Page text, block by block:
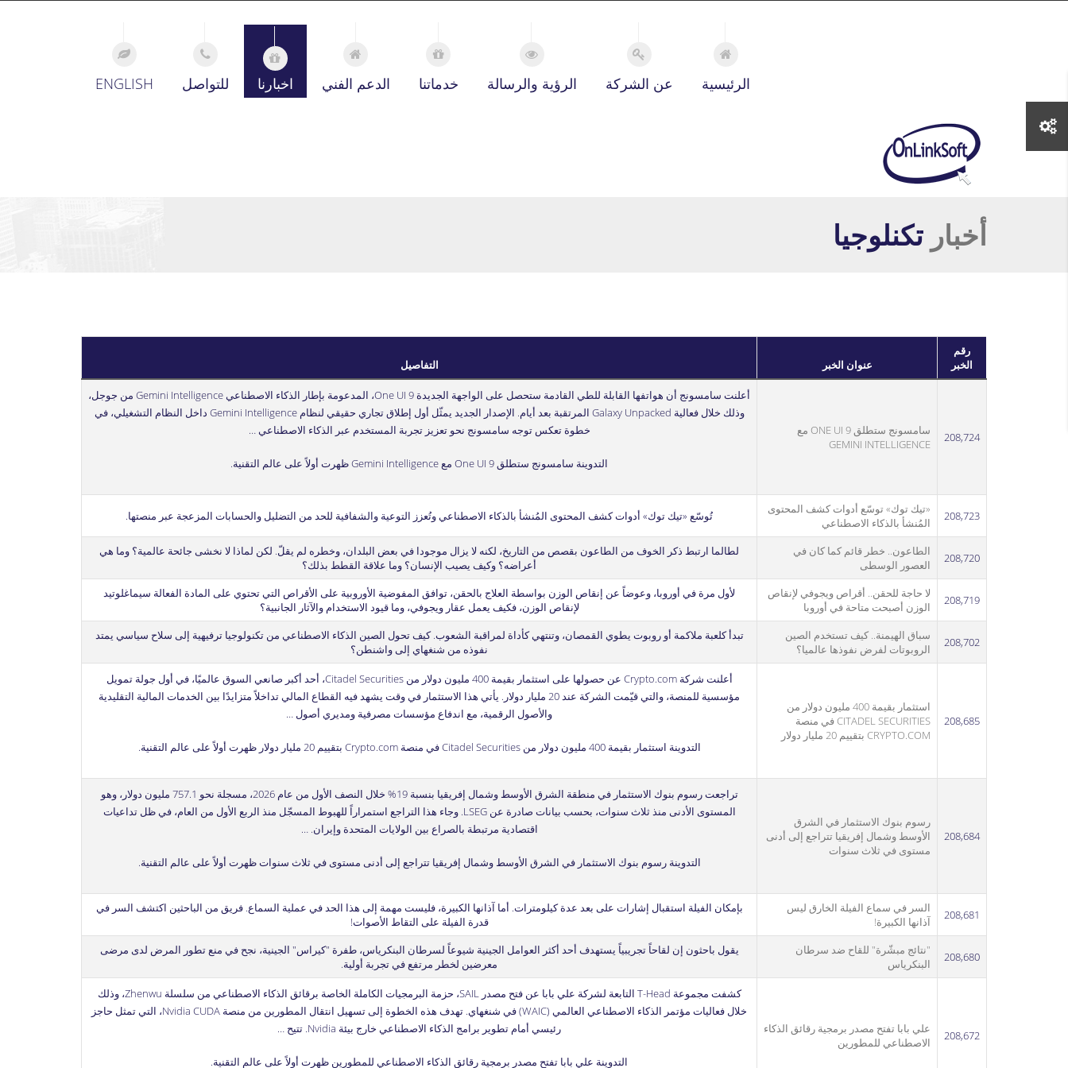
ENGLISH للتواصل اخبارنا الدعم الفني خدماتنا الرؤية والرسالة عن الشركة الرئيسية
أخبار تكنلوجيا
رقم
الخبر
عنوان الخبر التفاصيل
208,724
سامسونج ستطلق ONE UI 9 مع
GEMINI INTELLIGENCE
أعلنت سامسونج أن هواتفها القابلة للطي القادمة ستحصل على الواجهة الجديدة One UI 9، المدعومة بإطار الذكاء الاصطناعي Gemini Intelligence من جوجل،
وذلك خلال فعالية Galaxy Unpacked المرتقبة بعد أيام. الإصدار الجديد يمثّل أول إطلاق تجاري حقيقي لنظام Gemini Intelligence داخل النظام التشغيلي، في
خطوة تعكس توجه سامسونج نحو تعزيز تجربة المستخدم عبر الذكاء الاصطناعي …
التدوينة سامسونج ستطلق One UI 9 مع Gemini Intelligence ظهرت أولاً على عالم التقنية.
208,723
«تيك توك» توسّع أدوات كشف المحتوى
المُنشأ بالذكاء الاصطناعي
تُوسّع «تيك توك» أدوات كشف المحتوى المُنشأ بالذكاء الاصطناعي وتُعزز التوعية والشفافية للحد من التضليل والحسابات المزعجة عبر منصتها.
208,720
الطاعون.. خطر قائم كما كان في
العصور الوسطى
لطالما ارتبط ذكر الخوف من الطاعون بقصص من التاريخ، لكنه لا يزال موجودا في بعض البلدان، وخطره لم يقلّ. لكن لماذا لا نخشى جائحة عالمية؟ وما هي
أعراضه؟ وكيف يصيب الإنسان؟ وما علاقة القطط بذلك؟
208,719
لا حاجة للحقن.. أقراص ويجوفي لإنقاص
الوزن أصبحت متاحة في أوروبا
لأول مرة في أوروبا، وعوضاً عن إنقاص الوزن بواسطة العلاج بالحقن، توافق المفوضية الأوروبية على الأقراص التي تحتوي على المادة الفعالة سيماغلوتيد
لإنقاص الوزن، فكيف يعمل عقار ويجوفي، وما قيود الاستخدام والآثار الجانبية؟
208,702
سباق الهيمنة.. كيف تستخدم الصين
الروبوتات لفرض نفوذها عالميا؟
تبدأ كلعبة ملاكمة أو روبوت يطوي القمصان، وتنتهي كأداة لمراقبة الشعوب. كيف تحول الصين الذكاء الاصطناعي من تكنولوجيا ترفيهية إلى سلاح سياسي يمتد
نفوذه من شنغهاي إلى واشنطن؟
208,685
استثمار بقيمة 400 مليون دولار من
CITADEL SECURITIES في منصة
CRYPTO.COM بتقييم 20 مليار دولار
أعلنت شركة Crypto.com عن حصولها على استثمار بقيمة 400 مليون دولار من Citadel Securities، أحد أكبر صانعي السوق عالميًا، في أول جولة تمويل
مؤسسية للمنصة، والتي قيّمت الشركة عند 20 مليار دولار. يأتي هذا الاستثمار في وقت يشهد فيه القطاع المالي تداخلاً متزايدًا بين الخدمات المالية التقليدية
والأصول الرقمية، مع اندفاع مؤسسات مصرفية ومديري أصول …
التدوينة استثمار بقيمة 400 مليون دولار من Citadel Securities في منصة Crypto.com بتقييم 20 مليار دولار ظهرت أولاً على عالم التقنية.
208,684
رسوم بنوك الاستثمار في الشرق
الأوسط وشمال إفريقيا تتراجع إلى أدنى
مستوى في ثلاث سنوات
تراجعت رسوم بنوك الاستثمار في منطقة الشرق الأوسط وشمال إفريقيا بنسبة 19% خلال النصف الأول من عام 2026، مسجلة نحو 757.1 مليون دولار، وهو
المستوى الأدنى منذ ثلاث سنوات، بحسب بيانات صادرة عن LSEG. وجاء هذا التراجع استمراراً للهبوط المسجّل منذ الربع الأول من العام، في ظل تداعيات
اقتصادية مرتبطة بالصراع بين الولايات المتحدة وإيران. …
التدوينةرسوم بنوك الاستثمار في الشرق الأوسط وشمال إفريقيا تتراجع إلى أدنى مستوى في ثلاث سنواتظهرت أولاً على عالم التقنية.
208,681
السر في سماع الفيلة الخارق ليس
آذانها الكبيرة!
بإمكان الفيلة استقبال إشارات على بعد عدة كيلومترات. أما آذانها الكبيرة، فليست مهمة إلى هذا الحد في عملية السماع. فريق من الباحثين اكتشف السر في
قدرة الفيلة على التقاط الأصوات!
208,680
"نتائج مبشّرة" للقاح ضد سرطان
البنكرياس
يقول باحثون إن لقاحاً تجريبياً يستهدف أحد أكثر العوامل الجينية شيوعاً لسرطان البنكرياس، طفرة "كيراس" الجينية، نجح في منع تطور المرض لدى مرضى
معرضين لخطر مرتفع في تجربة أولية.
208,672
علي بابا تفتح مصدر برمجية رقائق الذكاء
الاصطناعي للمطورين
كشفت مجموعة T-Head التابعة لشركة علي بابا عن فتح مصدر SAIL، حزمة البرمجيات الكاملة الخاصة برقائق الذكاء الاصطناعي من سلسلة Zhenwu، وذلك
خلال فعاليات مؤتمر الذكاء الاصطناعي العالمي (WAIC) في شنغهاي. تهدف هذه الخطوة إلى تسهيل انتقال المطورين من منصة Nvidia CUDA، التي تمثل حاجز
رئيسي أمام تطوير برامج الذكاء الاصطناعي خارج بيئة Nvidia. تتيح …
التدوينة علي بابا تفتح مصدر برمجية رقائق الذكاء الاصطناعي للمطورين ظهرت أولاً على عالم التقنية.